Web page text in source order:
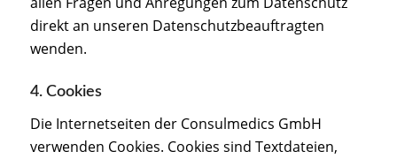
direkt an unseren Datenschutzbeauftragten
wenden.
4. Cookies
Die Internetseiten der Consulmedics GmbH
verwenden Cookies. Cookies sind Textdateien,